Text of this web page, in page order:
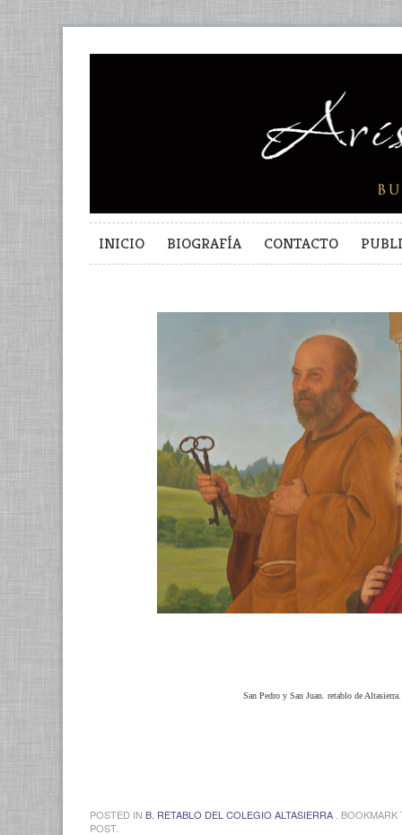
INICIO BIOGRAFÍA CONTACTO
San Pedro y San Juan. retablo de
POSTED IN B. RETABLO DEL COLEGIO ALTASIERRA .
POST.